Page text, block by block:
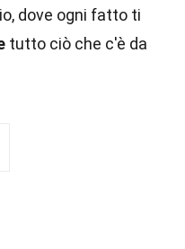
dove ogni fatto ti
tutto ciò che c'è da